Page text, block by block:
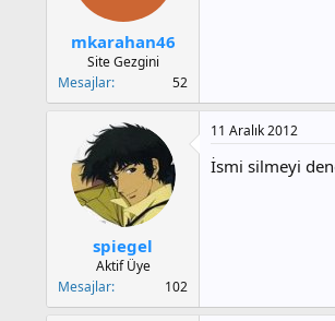
mkarahan46
Site Gezgini
Mesajlar
52
spiegel
Aktif Üye
Mesajlar
102
11 Aralık 2012
İsmi silmeyi